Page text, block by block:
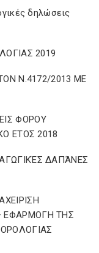
δηλώσεις
2019
Ν.4172/2013 ΜΕ
ΦΟΡΟΥ
ΕΤΟΣ 2018
ΔΑΠΆΝΕΣ
ΕΦΑΡΜΟΓΗ ΤΗΣ